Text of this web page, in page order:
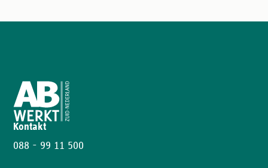
Kontakt
088 - 99 11 500